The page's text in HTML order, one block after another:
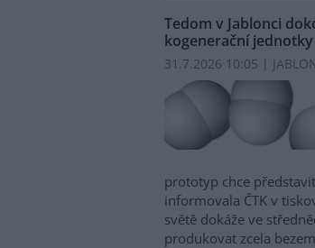
Tedom v Jablonci
kogenerační jednotky
31.7.2026 10:05 |
prototyp chce
informovala ČTK v
světě dokáže ve
produkovat zcela